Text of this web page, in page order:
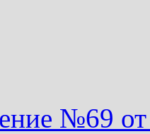
№69